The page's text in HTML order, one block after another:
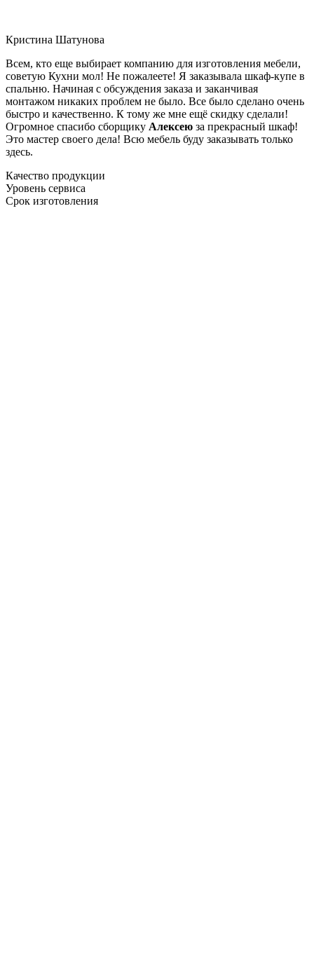
Кристина Шатунова
Всем, кто еще выбирает компанию для изготовления мебели,
советую Кухни мол! Не пожалеете! Я заказывала шкаф-купе в
спальню. Начиная с обсуждения заказа и заканчивая
монтажом никаких проблем не было. Все было сделано очень
быстро и качественно. К тому же мне ещё скидку сделали!
Огромное спасибо сборщику Алексею за прекрасный шкаф!
Это мастер своего дела! Всю мебель буду заказывать только
здесь.
Качество продукции
Уровень сервиса
Срок изготовления